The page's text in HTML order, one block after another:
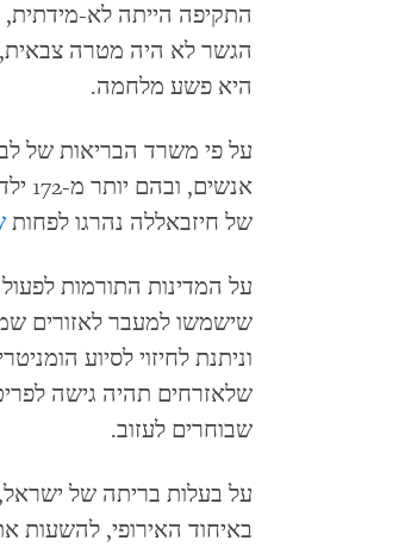
הגשר לא היה מטרה צבאית,
היא פשע מלחמה.
על פי משרד הבריאות של
של חיזבאללה נהרגו לפחות
על המדינות התורמות
שישמשו למעבר לאזורים
וניתנת לחיזוי לסיוע
שלאזרחים תהיה גישה
שבוחרים לעזוב.
על בעלות בריתה של
באיחוד האירופי, להשעות